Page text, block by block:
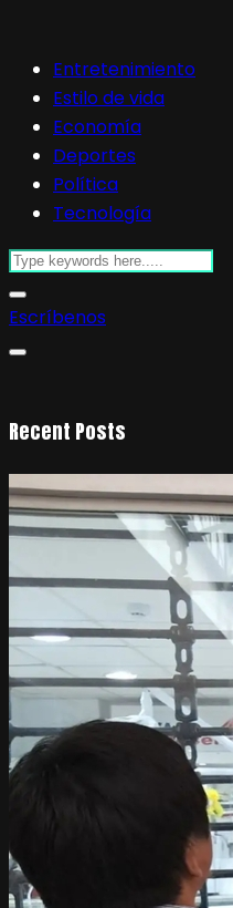
Entretenimiento
Estilo de vida
Economía
Deportes
Política
Tecnología
Escríbenos
Recent Posts